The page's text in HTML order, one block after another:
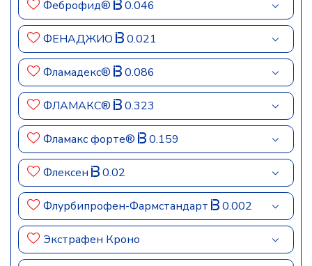
Феброфид® 0.046
ФЕНАДЖИО 0.021
Фламадекс® 0.086
ФЛАМАКС® 0.323
Фламакс форте® 0.159
Флексен 0.02
Флурбипрофен-Фармстандарт 0.002
Экстрафен Кроно